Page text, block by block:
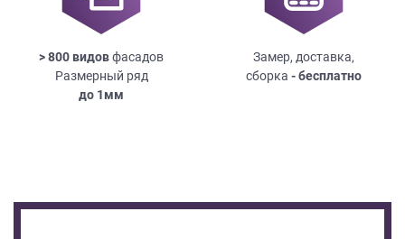
> 800 видовфасадов
Размерный ряд
до 1мм
Замер, доставка,
сборка - бесплатно